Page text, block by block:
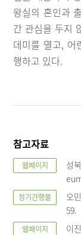
왕실의 혼인과
간 관심을 두지
데미를 열고, 어
행하고 있다.
참고자료
웹페이지
성
정기간행물
오
59.
웹페이지
이